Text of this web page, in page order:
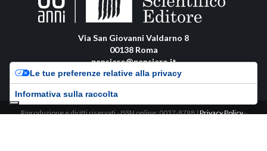
Via San Giovanni Valdarno 8
00138 Roma
pensiero@pensiero.it
amministrazione@pec.pensiero.com
Riproduzione e diritti riservati - ISSN online: 0037-8798 |Privacy Policy-
Le tue preferenze relative alla privacy
Informativa sulla raccolta